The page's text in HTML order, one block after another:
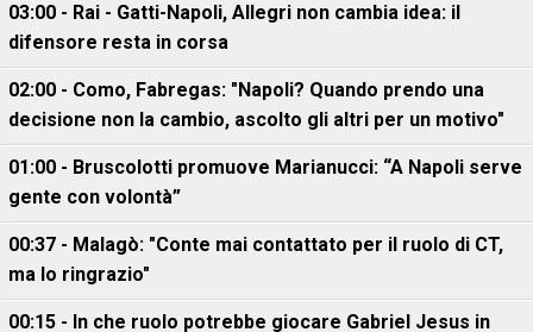
03:00 - Rai - Gatti-Napoli, Allegri non cambia idea: il
difensore resta in corsa
02:00 - Como, Fabregas: "Napoli? Quando prendo una
decisione non la cambio, ascolto gli altri per un motivo"
01:00 - Bruscolotti promuove Marianucci: “A Napoli serve
gente con volontà”
00:37 - Malagò: "Conte mai contattato per il ruolo di CT,
ma lo ringrazio"
00:15 - In che ruolo potrebbe giocare Gabriel Jesus in